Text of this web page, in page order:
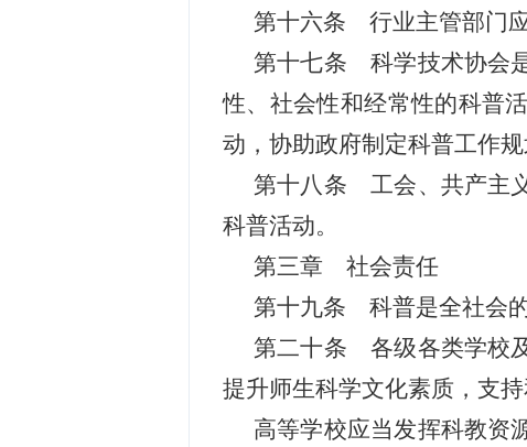
第十六条 行业主管部门应
第十七条 科学技术协会
性、社会性和经常性的科普
动，协助政府制定科普工作
第十八条 工会、共产主
科普活动。
第三章 社会责任
第十九条 科普是全社会的
第二十条 各级各类学校
提升师生科学文化素质，支
高等学校应当发挥科教资